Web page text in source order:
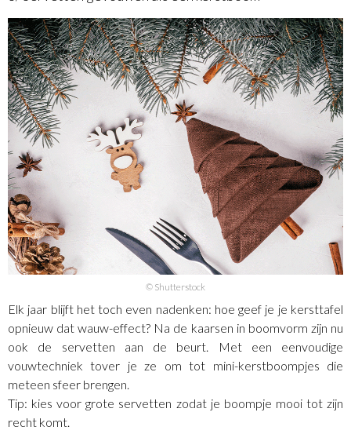
© Shutterstock
Elk jaar blijft het toch even nadenken: hoe geef je je kersttafel
opnieuw dat wauw-effect? Na de kaarsen in boomvorm zijn nu
ook de servetten aan de beurt. Met een eenvoudige
vouwtechniek tover je ze om tot mini-kerstboompjes die
meteen sfeer brengen.
Tip: kies voor grote servetten zodat je boompje mooi tot zijn
recht komt.